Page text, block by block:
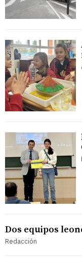
Dos equipos
Redacción